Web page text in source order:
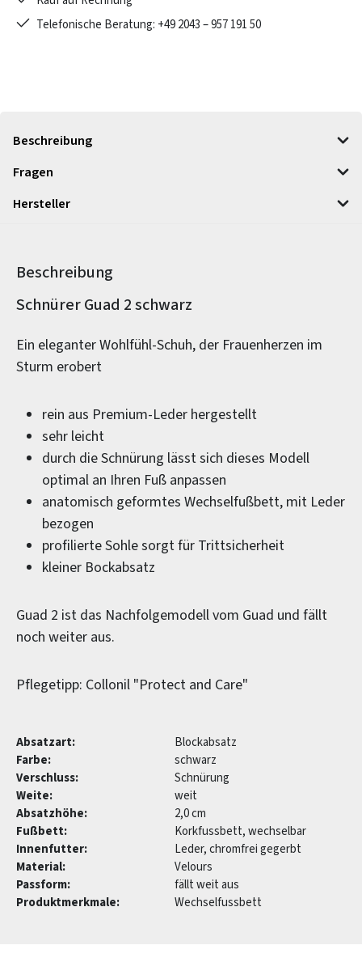
Telefonische Beratung: +49 2043 – 957 191 50
Beschreibung
Fragen
Hersteller
Beschreibung
Produktinformationen
Schnürer Guad 2 schwarz
Ein eleganter Wohlfühl-Schuh, der Frauenherzen im
Sturm erobert
rein aus Premium-Leder hergestellt
sehr leicht
durch die Schnürung lässt sich dieses Modell
optimal an Ihren Fuß anpassen
anatomisch geformtes Wechselfußbett, mit Leder
bezogen
profilierte Sohle sorgt für Trittsicherheit
kleiner Bockabsatz
Guad 2 ist das Nachfolgemodell vom Guad und fällt
noch weiter aus.
Pflegetipp: Collonil "Protect and Care"
Absatzart:
Blockabsatz
Farbe:
schwarz
Verschluss:
Schnürung
Weite:
weit
Absatzhöhe:
2,0 cm
Fußbett:
Korkfussbett, wechselbar
Innenfutter:
Leder, chromfrei gegerbt
Material:
Velours
Passform:
fällt weit aus
Produktmerkmale:
Wechselfussbett